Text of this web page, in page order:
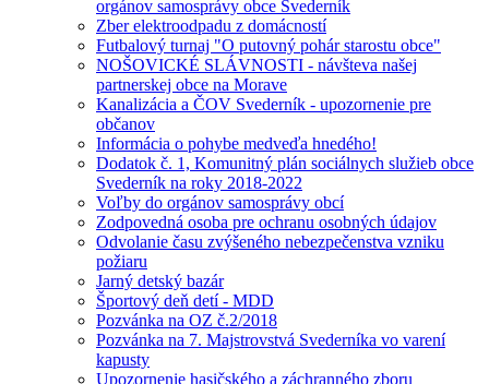
orgánov samosprávy obce Svederník
Zber elektroodpadu z domácností
Futbalový turnaj "O putovný pohár starostu obce"
NOŠOVICKÉ SLÁVNOSTI - návšteva našej
partnerskej obce na Morave
Kanalizácia a ČOV Svederník - upozornenie pre
občanov
Informácia o pohybe medveďa hnedého!
Dodatok č. 1, Komunitný plán sociálnych služieb obce
Svederník na roky 2018-2022
Voľby do orgánov samosprávy obcí
Zodpovedná osoba pre ochranu osobných údajov
Odvolanie času zvýšeného nebezpečenstva vzniku
požiaru
Jarný detský bazár
Športový deň detí - MDD
Pozvánka na OZ č.2/2018
Pozvánka na 7. Majstrovstvá Svederníka vo varení
kapusty
Upozornenie hasičského a záchranného zboru